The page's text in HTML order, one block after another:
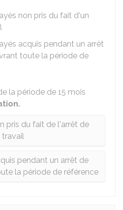
non pris du fait d'un
acquis pendant un arrêt
toute la période de
la période de 15 mois
pris du fait de l'arrêt de
travail
pendant un arrêt de
la période de référence